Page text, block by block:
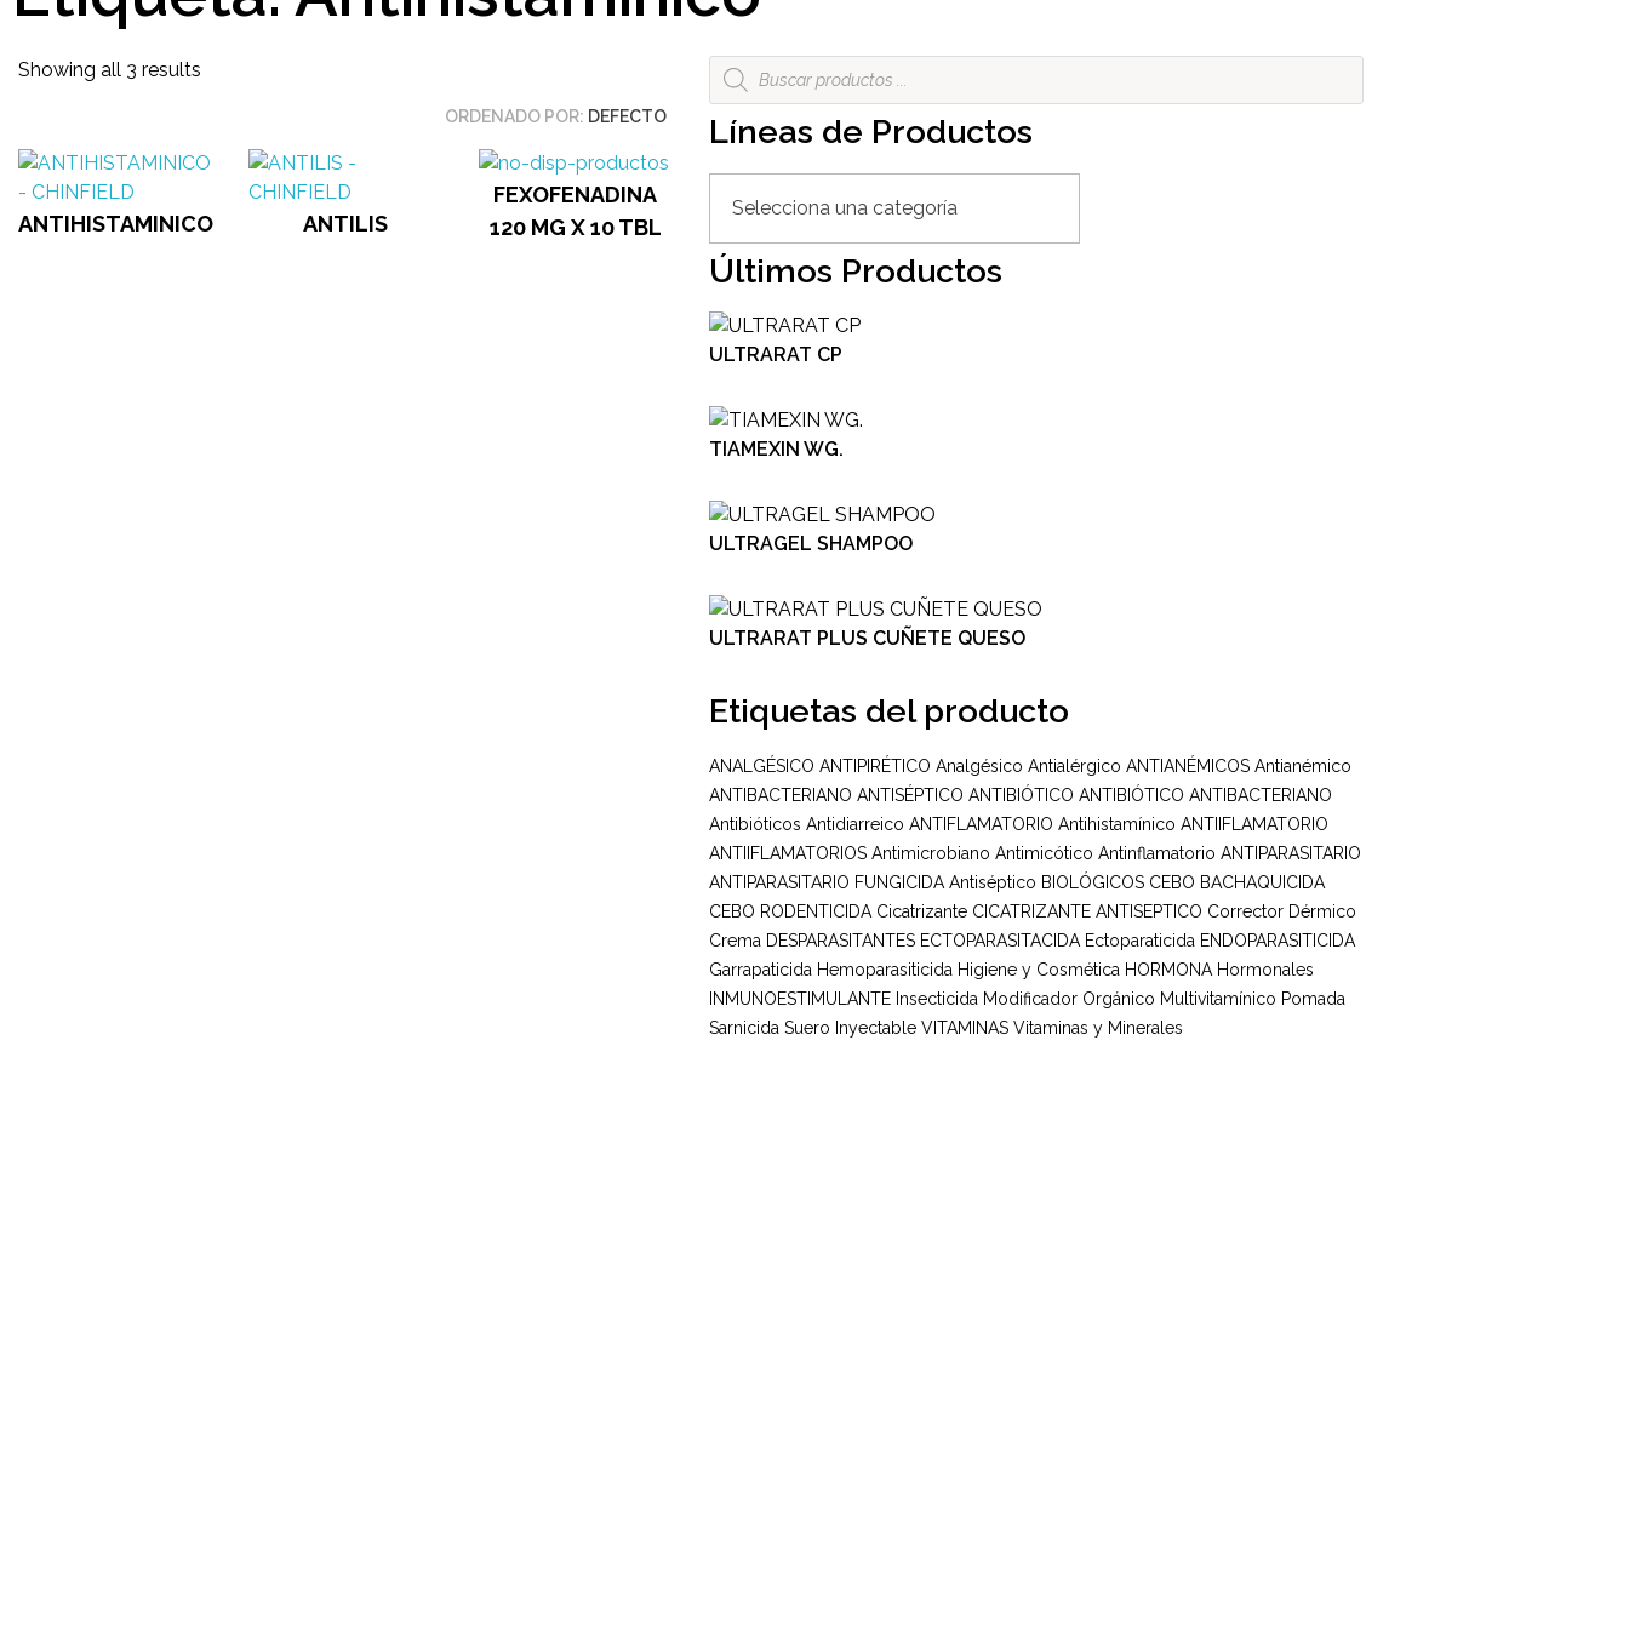
Showing all 3 results
ORDENADO POR: DEFECTO
ANTIHISTAMINICO ANTILIS
FEXOFENADINA
120 MG X 10 TBL
Líneas de Productos
Últimos Productos
ULTRARAT CP
TIAMEXIN WG.
ULTRAGEL SHAMPOO
ULTRARAT PLUS CUÑETE QUESO
Etiquetas del producto
ANALGÉSICO ANTIPIRÉTICO Analgésico Antialérgico ANTIANÉMICOS Antianémico
ANTIBACTERIANO ANTISÉPTICO ANTIBIÓTICO ANTIBIÓTICO ANTIBACTERIANO
Antibióticos Antidiarreico ANTIFLAMATORIO Antihistamínico ANTIIFLAMATORIO
ANTIIFLAMATORIOS Antimicrobiano Antimicótico Antinflamatorio ANTIPARASITARIO
ANTIPARASITARIO FUNGICIDA Antiséptico BIOLÓGICOS CEBO BACHAQUICIDA
CEBO RODENTICIDA Cicatrizante CICATRIZANTE ANTISEPTICO Corrector Dérmico
Crema DESPARASITANTES ECTOPARASITACIDA Ectoparaticida ENDOPARASITICIDA
Garrapaticida Hemoparasiticida Higiene y Cosmética HORMONA Hormonales
INMUNOESTIMULANTE Insecticida Modificador Orgánico Multivitamínico Pomada
Sarnicida Suero Inyectable VITAMINAS Vitaminas y Minerales